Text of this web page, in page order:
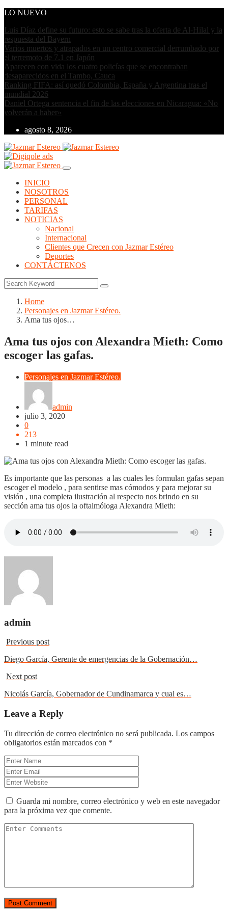
LO NUEVO
Luis Díaz define su futuro: esto se sabe tras la oferta de Al-Hilal y la
respuesta del Bayern
Varios muertos y atrapados en un centro comercial derrumbado por
el terremoto de 7.1 en Japón
Aparecen con vida los cuatro policías que se encontraban
desaparecidos en el Tambo, Cauca
Ranking FIFA: así quedó Colombia, España y Argentina tras el
mundial 2026
Daniel Ortega sentencia el fin de las elecciones en Nicaragua: «No
volverán a haber»
agosto 8, 2026
INICIO
NOSOTROS
PERSONAL
TARIFAS
NOTICIAS
Nacional
Internacional
Clientes que Crecen con Jazmar Estéreo
Deportes
CONTÁCTENOS
Home
Personajes en Jazmar Estéreo.
Ama tus ojos…
Ama tus ojos con Alexandra Mieth: Como
escoger las gafas.
Personajes en Jazmar Estéreo.
admin
julio 3, 2020
0
213
1 minute read
Es importante que las personas a las cuales les formulan gafas sepan
escoger el modelo , para sentirse mas cómodos y para mejorar su
visión , una completa ilustración al respecto nos brindo en su
sección ama tus ojos la oftalmóloga Alexandra Mieth:
admin
Previous post
Diego García, Gerente de emergencias de la Gobernación…
Next post
Nicolás García, Gobernador de Cundinamarca y cual es…
Leave a Reply
Tu dirección de correo electrónico no será publicada. Los campos
obligatorios están marcados con *
Guarda mi nombre, correo electrónico y web en este navegador
para la próxima vez que comente.